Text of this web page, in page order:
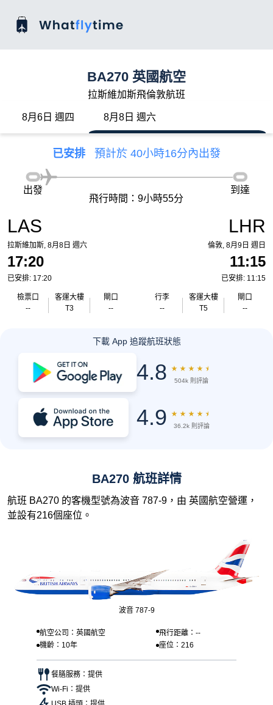
BA270 英國航空
拉斯維加斯飛倫敦航班
8月6日 週四 8月8日 週六
已安排 預計於 40小時16分內出發
LAS
拉斯維加斯, 8月8日 週六
17:20
已安排: 17:20
檢票口
--
客運大樓
T3
閘口
--
出發
飛行時間：9小時55分
到達
LHR
倫敦, 8月9日 週日
11:15
已安排: 11:15
行李
--
客運大樓
T5
閘口
--
下載 App 追蹤航班狀態
4.8 ★ ★ ★ ★ ★
504k 則評論
4.9 ★ ★ ★ ★ ★
36.2k 則評論
BA270 航班詳情
航班 BA270 的客機型號為波音 787-9，由 英國航空營運，
並設有216個座位。
波音 787-9
航空公司：英國航空
飛行距離：--
機齡：10年
座位：216
餐膳服務：提供
Wi-Fi：提供